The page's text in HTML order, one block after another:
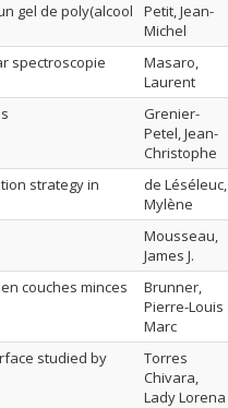
gel de poly(alcool
Petit, Jean-
Michel
spectroscopie
Masaro,
Laurent
Grenier-
Petel, Jean-
Christophe
strategy in
de Léséleuc,
Mylène
Mousseau,
James J.
couches minces
Brunner,
Pierre-Louis
Marc
studied by
Torres
Chivara,
Lady Lorena